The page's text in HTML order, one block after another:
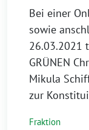
Bei einer
sowie
26.03.2021
GRÜNEN
Mikula
zur
Fraktion